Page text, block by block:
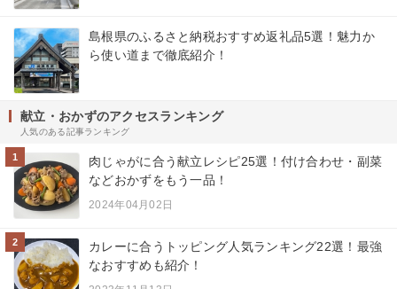
島根県のふるさと納税おすすめ返礼品5選！魅力か
ら使い道まで徹底紹介！
献立・おかずのアクセスランキング
人気のある記事ランキング
1
肉じゃがに合う献立レシピ25選！付け合わせ・副菜
などおかずをもう一品！
2024年04月02日
2
カレーに合うトッピング人気ランキング22選！最強
なおすすめも紹介！